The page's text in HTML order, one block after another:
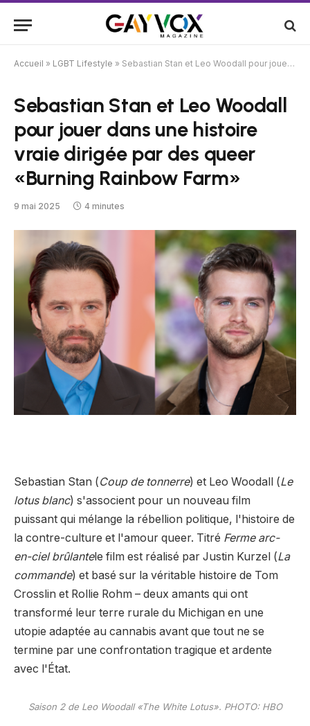
Accueil » LGBT Lifestyle » Sebastian Stan et Leo Woodall pour jouer dans une histoire vraie dirigée par des queer «Burning Rainbow Farm»
Sebastian Stan et Leo Woodall
pour jouer dans une histoire
vraie dirigée par des queer
«Burning Rainbow Farm»
9 mai 2025 4 minutes
Sebastian Stan (Coup de tonnerre) et Leo Woodall (Le
lotus blanc) s'associent pour un nouveau film
puissant qui mélange la rébellion politique, l'histoire de
la contre-culture et l'amour queer. Titré Ferme arc-
en-ciel brûlantele film est réalisé par Justin Kurzel (La
commande) et basé sur la véritable histoire de Tom
Crosslin et Rollie Rohm – deux amants qui ont
transformé leur terre rurale du Michigan en une
utopie adaptée au cannabis avant que tout ne se
termine par une confrontation tragique et ardente
avec l'État.
Saison 2 de Leo Woodall «The White Lotus». PHOTO: HBO